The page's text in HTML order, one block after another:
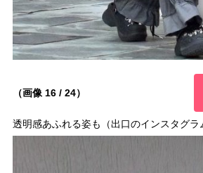
（画像 16 / 24）
透明感あふれる姿も（出口のインスタグラ